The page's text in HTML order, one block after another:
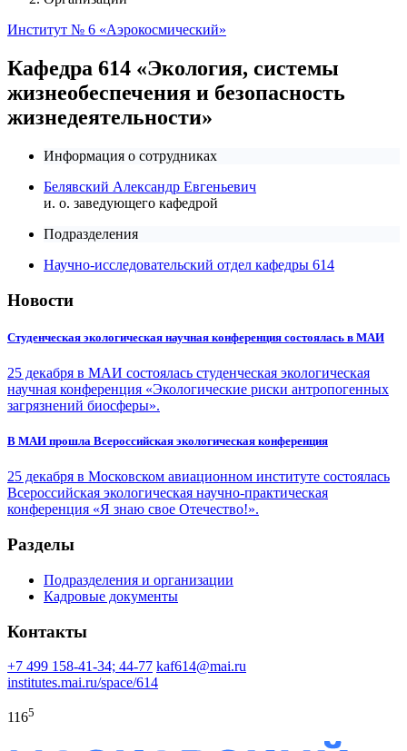
Институт № 6 «Аэрокосмический»
Кафедра 614 «Экология, системы
жизнеобеспечения и безопасность
жизнедеятельности»
Информация о сотрудниках
Белявский Александр Евгеньевич
и. о. заведующего кафедрой
Подразделения
Научно-исследовательский отдел кафедры 614
Новости
Студенческая экологическая научная конференция состоялась в МАИ
25 декабря в МАИ состоялась студенческая экологическая
научная конференция «Экологические риски антропогенных
загрязнений биосферы».
В МАИ прошла Всероссийская экологическая конференция
25 декабря в Московском авиационном институте состоялась
Всероссийская экологическая научно-практическая
конференция «Я знаю свое Отечество!».
Разделы
Подразделения и организации
Кадровые документы
Контакты
+7 499 158-41-34; 44-77 kaf614@mai.ru
institutes.mai.ru/space/614
1165